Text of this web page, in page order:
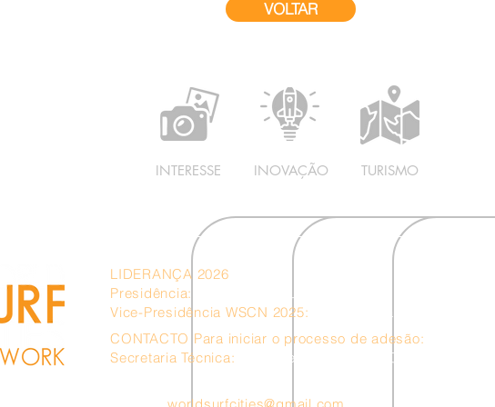
VOLTAR
INTERESSE INOVAÇÃO TURISMO
LIDERANÇA 2026
Presidência:
Ericeira – Portugal
Vice-Presidência WSCN 2025:
Bahia de Banderas –
CONTACTO Para iniciar o processo de adesão:
Secretaria Técnica:
Unidade de Turismo – Câmara